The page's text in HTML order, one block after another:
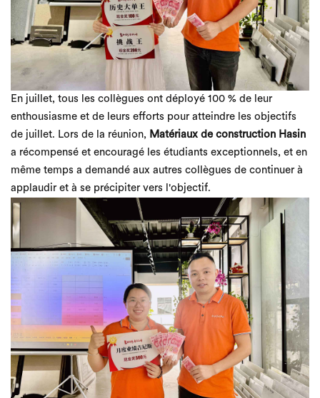
En juillet, tous les collègues ont déployé 100 % de leur
enthousiasme et de leurs efforts pour atteindre les objectifs
de juillet. Lors de la réunion, Matériaux de construction Hasin
a récompensé et encouragé les étudiants exceptionnels, et en
même temps a demandé aux autres collègues de continuer à
applaudir et à se précipiter vers l'objectif.